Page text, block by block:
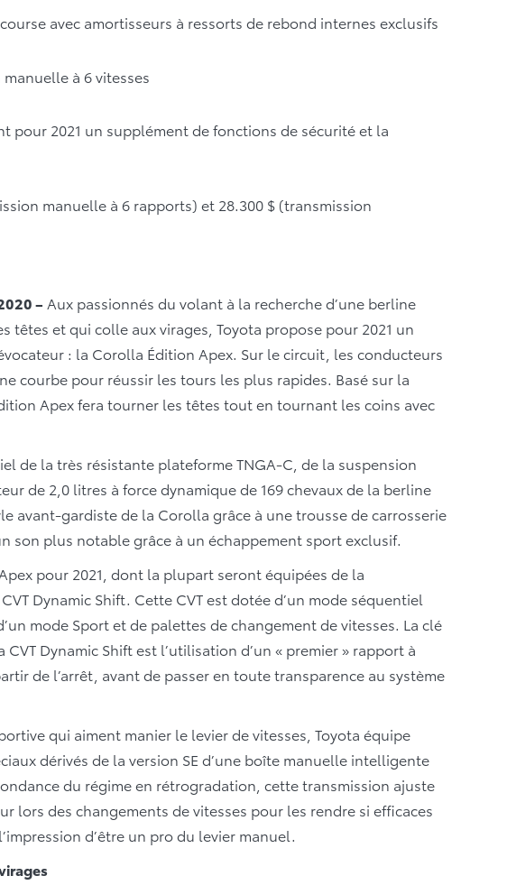
avec amortisseurs à ressorts de rebond internes exclusifs
à 6 vitesses
pour 2021 un supplément de fonctions de sécurité et la
manuelle à 6 rapports) et 28.300 $ (transmission
– Aux passionnés du volant à la recherche d’une berline
têtes et qui colle aux virages, Toyota propose pour 2021 un
: la Corolla Édition Apex. Sur le circuit, les conducteurs
courbe pour réussir les tours les plus rapides. Basé sur la
Apex fera tourner les têtes tout en tournant les coins avec
de la très résistante plateforme TNGA-C, de la suspension
de 2,0 litres à force dynamique de 169 chevaux de la berline
avant-gardiste de la Corolla grâce à une trousse de carrosserie
son plus notable grâce à un échappement sport exclusif.
pour 2021, dont la plupart seront équipées de la
Dynamic Shift. Cette CVT est dotée d’un mode séquentiel
mode Sport et de palettes de changement de vitesses. La clé
Dynamic Shift est l’utilisation d’un « premier » rapport à
de l’arrêt, avant de passer en toute transparence au système
qui aiment manier le levier de vitesses, Toyota équipe
dérivés de la version SE d’une boîte manuelle intelligente
du régime en rétrogradation, cette transmission ajuste
lors des changements de vitesses pour les rendre si efficaces
d’être un pro du levier manuel.